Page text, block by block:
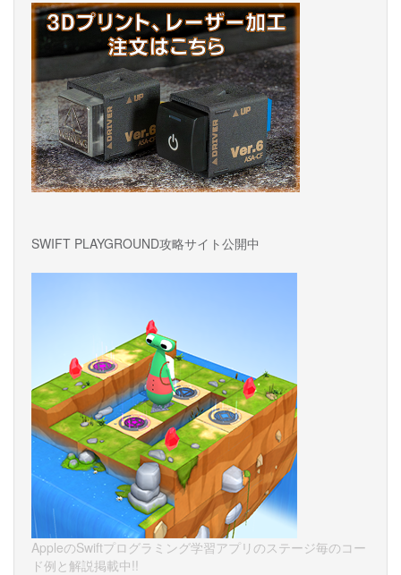
シ
ョ
ン
SWIFT PLAYGROUND攻略サイト公開中
AppleのSwiftプログラミング学習アプリのステージ毎のコー
ド例と解説掲載中!!